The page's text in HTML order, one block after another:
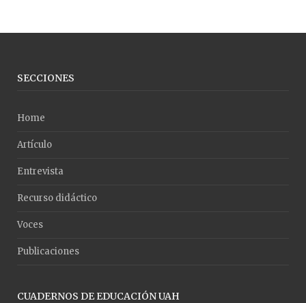
SECCIONES
Home
Artículo
Entrevista
Recurso didáctico
Voces
Publicaciones
CUADERNOS DE EDUCACIÓN UAH